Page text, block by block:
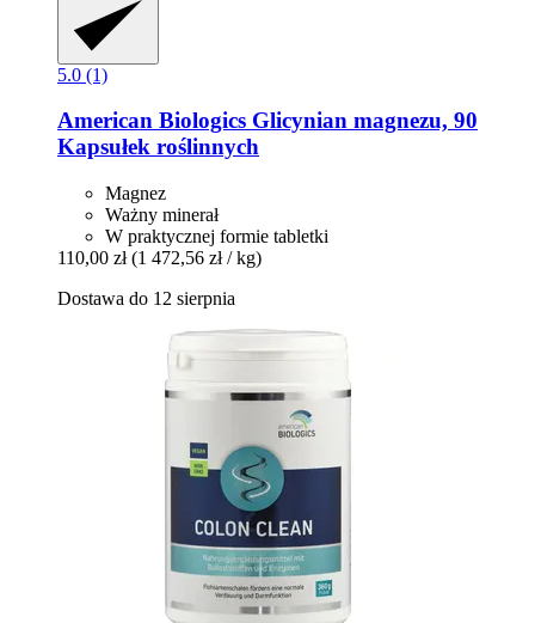
5.0 (1)
American Biologics Glicynian magnezu, 90
Kapsułek roślinnych
Magnez
Ważny minerał
W praktycznej formie tabletki
110,00 zł (1 472,56 zł / kg)
Dostawa do 12 sierpnia